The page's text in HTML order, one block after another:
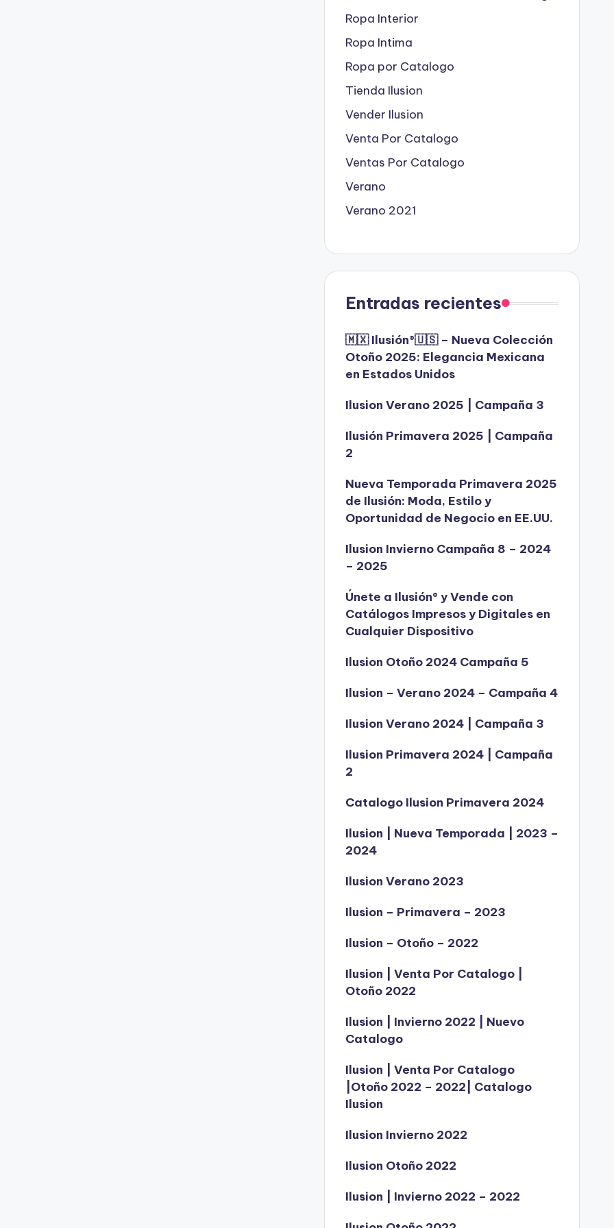
Ropa Interior
Ropa Intima
Ropa por Catalogo
Tienda Ilusion
Vender Ilusion
Venta Por Catalogo
Ventas Por Catalogo
Verano
Verano 2021
Entradas recientes
🇲🇽 Ilusión®️🇺🇸 – Nueva Colección
Otoño 2025: Elegancia Mexicana
en Estados Unidos
Ilusion Verano 2025 | Campaña 3
Ilusión Primavera 2025 | Campaña
2
Nueva Temporada Primavera 2025
de Ilusión: Moda, Estilo y
Oportunidad de Negocio en EE.UU.
Ilusion Invierno Campaña 8 – 2024
– 2025
Únete a Ilusión® y Vende con
Catálogos Impresos y Digitales en
Cualquier Dispositivo
Ilusion Otoño 2024 Campaña 5
Ilusion – Verano 2024 – Campaña 4
Ilusion Verano 2024 | Campaña 3
Ilusion Primavera 2024 | Campaña
2
Catalogo Ilusion Primavera 2024
Ilusion | Nueva Temporada | 2023 –
2024
Ilusion Verano 2023
Ilusion – Primavera – 2023
Ilusion – Otoño – 2022
Ilusion | Venta Por Catalogo |
Otoño 2022
Ilusion | Invierno 2022 | Nuevo
Catalogo
Ilusion | Venta Por Catalogo
|Otoño 2022 – 2022| Catalogo
Ilusion
Ilusion Invierno 2022
Ilusion Otoño 2022
Ilusion | Invierno 2022 – 2022